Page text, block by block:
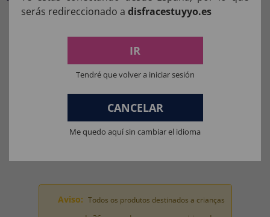
COMPOSIÇÃO DOS NOSSOS
PRODUTOS:
Materiais para fantasias, acessórios de roupas e perucas: 100%
Materiais da máscara: 100% LÁTEX.
Materiais de brinquedo para fantasia completa: 100% PVC.
Aviso: Todos os produtos destinados a crianças
serás redireccionado a disfracestuyyo.es
IR
Tendré que volver a iniciar sesión
CANCELAR
Me quedo aquí sin cambiar el idioma